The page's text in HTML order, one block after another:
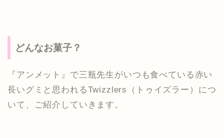
どんなお菓子？
『アンメット』で三瓶先生がいつも食べている赤い
長いグミと思われるTwizzlers（トゥイズラー）につ
いて、ご紹介していきます。